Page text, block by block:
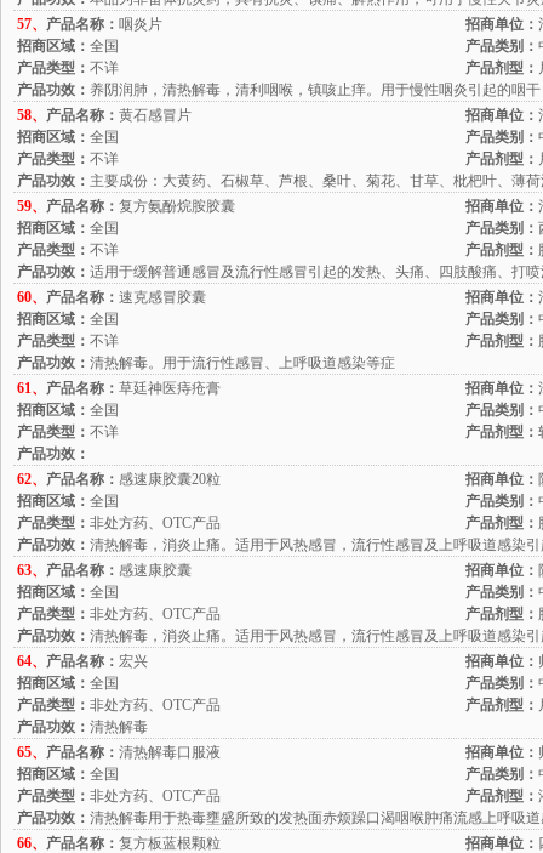
57、 产品名称： 咽炎片 招商单位：
招商区域： 全国 产品类别：
产品类型： 不详 产品剂型：
产品功效： 养阴润肺，清热解毒，清利咽喉，镇咳止痒。用于慢性咽炎引起的咽
58、 产品名称： 黄石感冒片 招商单位：
招商区域： 全国 产品类别：
产品类型： 不详 产品剂型：
产品功效： 主要成份：大黄药、石椒草、芦根、桑叶、菊花、甘草、枇杷叶、薄
59、 产品名称： 复方氨酚烷胺胶囊 招商单位：
招商区域： 全国 产品类别：
产品类型： 不详 产品剂型：
产品功效： 适用于缓解普通感冒及流行性感冒引起的发热、头痛、四肢酸痛、打
60、 产品名称： 速克感冒胶囊 招商单位：
招商区域： 全国 产品类别：
产品类型： 不详 产品剂型：
产品功效： 清热解毒。用于流行性感冒、上呼吸道感染等症
61、 产品名称： 草廷神医痔疮膏 招商单位：
招商区域： 全国 产品类别：
产品类型： 不详 产品剂型：
产品功效：
62、 产品名称： 感速康胶囊20粒 招商单位：
招商区域： 全国 产品类别：
产品类型： 非处方药、OTC产品 产品剂型：
产品功效： 清热解毒，消炎止痛。适用于风热感冒，流行性感冒及上呼吸道感染
63、 产品名称： 感速康胶囊 招商单位：
招商区域： 全国 产品类别：
产品类型： 非处方药、OTC产品 产品剂型：
产品功效： 清热解毒，消炎止痛。适用于风热感冒，流行性感冒及上呼吸道感染
64、 产品名称： 宏兴 招商单位：
招商区域： 全国 产品类别：
产品类型： 非处方药、OTC产品 产品剂型：
产品功效： 清热解毒
65、 产品名称： 清热解毒口服液 招商单位：
招商区域： 全国 产品类别：
产品类型： 非处方药、OTC产品 产品剂型：
产品功效： 清热解毒用于热毒壅盛所致的发热面赤烦躁口渴咽喉肿痛流感上呼吸
66、 产品名称： 复方板蓝根颗粒 招商单位：